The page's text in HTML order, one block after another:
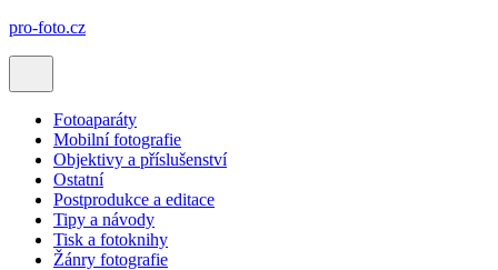
pro-foto.cz
Fotoaparáty
Mobilní fotografie
Objektivy a příslušenství
Ostatní
Postprodukce a editace
Tipy a návody
Tisk a fotoknihy
Žánry fotografie